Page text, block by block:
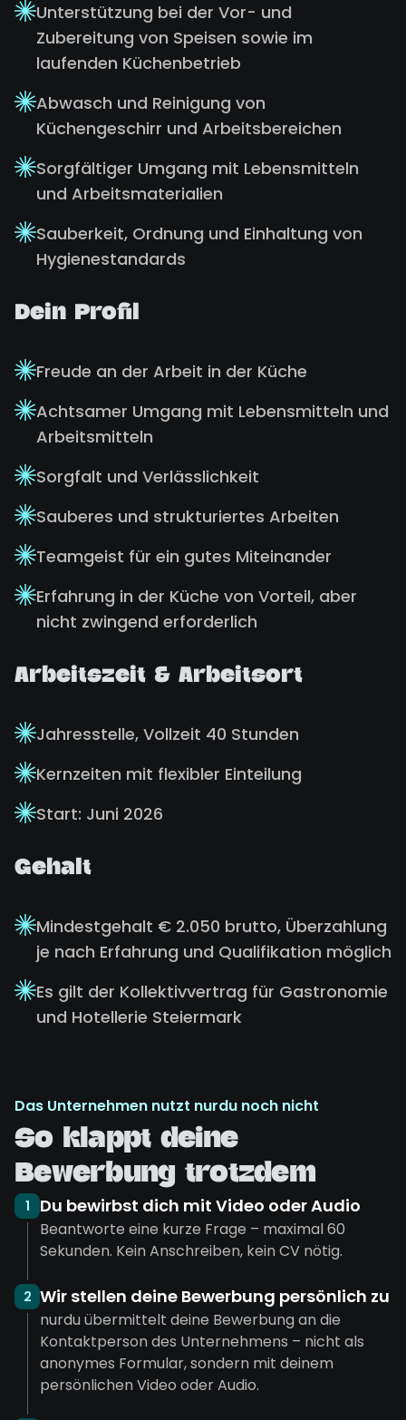
Unterstützung bei der Vor- und
Zubereitung von Speisen sowie im
laufenden Küchenbetrieb
Abwasch und Reinigung von
Küchengeschirr und Arbeitsbereichen
Sorgfältiger Umgang mit Lebensmitteln
und Arbeitsmaterialien
Sauberkeit, Ordnung und Einhaltung von
Hygienestandards
Dein Profil
Freude an der Arbeit in der Küche
Achtsamer Umgang mit Lebensmitteln und
Arbeitsmitteln
Sorgfalt und Verlässlichkeit
Sauberes und strukturiertes Arbeiten
Teamgeist für ein gutes Miteinander
Erfahrung in der Küche von Vorteil, aber
nicht zwingend erforderlich
Arbeitszeit & Arbeitsort
Jahresstelle, Vollzeit 40 Stunden
Kernzeiten mit flexibler Einteilung
Start: Juni 2026
Gehalt
Mindestgehalt € 2.050 brutto, Überzahlung
je nach Erfahrung und Qualifikation möglich
Es gilt der Kollektivvertrag für Gastronomie
und Hotellerie Steiermark
Das Unternehmen nutzt nurdu noch nicht
So klappt deine
Bewerbung trotzdem
1 Du bewirbst dich mit Video oder Audio
Beantworte eine kurze Frage – maximal 60
Sekunden. Kein Anschreiben, kein CV nötig.
2 Wir stellen deine Bewerbung persönlich zu
nurdu übermittelt deine Bewerbung an die
Kontaktperson des Unternehmens – nicht als
anonymes Formular, sondern mit deinem
persönlichen Video oder Audio.